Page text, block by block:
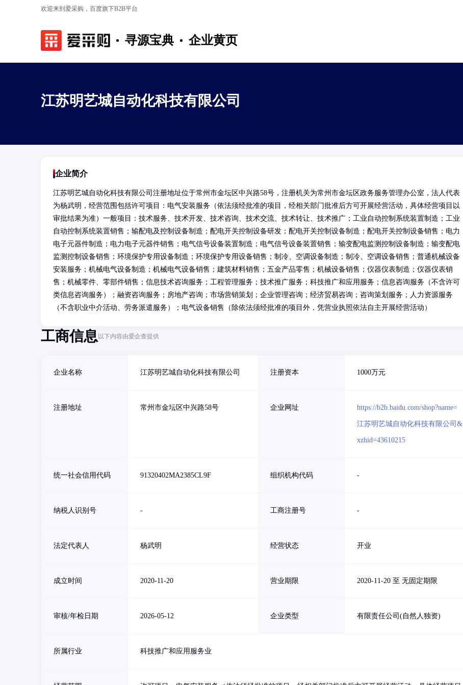
欢迎来到爱采购，百度旗下B2B平台
寻源宝典 企业黄页
江苏明艺城自动化科技有限公司
企业简介
江苏明艺城自动化科技有限公司注册地址位于常州市金坛区中兴路58号，注册机关为常州市金坛区政务服务管理办公室，法人代表
为杨武明，经营范围包括许可项目：电气安装服务（依法须经批准的项目，经相关部门批准后方可开展经营活动，具体经营项目以
审批结果为准）一般项目：技术服务、技术开发、技术咨询、技术交流、技术转让、技术推广；工业自动控制系统装置制造；工业
自动控制系统装置销售；输配电及控制设备制造；配电开关控制设备研发；配电开关控制设备制造；配电开关控制设备销售；电力
电子元器件制造；电力电子元器件销售；电气信号设备装置制造；电气信号设备装置销售；输变配电监测控制设备制造；输变配电
监测控制设备销售；环境保护专用设备制造；环境保护专用设备销售；制冷、空调设备制造；制冷、空调设备销售；普通机械设备
安装服务；机械电气设备制造；机械电气设备销售；建筑材料销售；五金产品零售；机械设备销售；仪器仪表制造；仪器仪表销
售；机械零件、零部件销售；信息技术咨询服务；工程管理服务；技术推广服务；科技推广和应用服务；信息咨询服务（不含许可
类信息咨询服务）；融资咨询服务；房地产咨询；市场营销策划；企业管理咨询；经济贸易咨询；咨询策划服务；人力资源服务
（不含职业中介活动、劳务派遣服务）；电气设备销售（除依法须经批准的项目外，凭营业执照依法自主开展经营活动）
工商信息以下内容由爱企查提供
企业名称 江苏明艺城自动化科技有限公司 注册资本 1000万元
注册地址 常州市金坛区中兴路58号 企业网址 https://b2b.baidu.com/shop?name=
江苏明艺城自动化科技有限公司&
xzhid=43610215
统一社会信用代码 91320402MA2385CL9F 组织机构代码 -
纳税人识别号 - 工商注册号 -
法定代表人 杨武明 经营状态 开业
成立时间 2020-11-20 营业期限 2020-11-20 至 无固定期限
审核/年检日期 2026-05-12 企业类型 有限责任公司(自然人独资)
所属行业 科技推广和应用服务业